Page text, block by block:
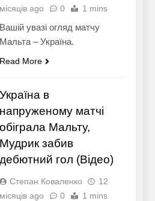
місяців ago
0 1 mins
Вашій увазі огляд матчу
Мальта – Україна.
Read More
Україна в
напруженому матчі
обіграла Мальту,
Мудрик забив
дебютний гол (Відео)
Степан Коваленко
12
місяців ago
0 1 mins